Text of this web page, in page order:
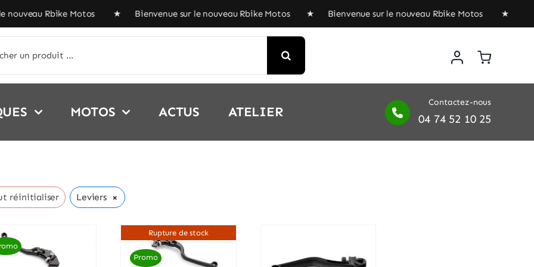
Rbike Motos ★ Bienvenue sur le nouveau Rbike Motos ★ Bienvenue sur le nouveau Rbike Motos ★
MOTOS ACTUS ATELIER
Contactez-nous
04 74 52 10 25
réinitialiser Leviers ×
Rupture de stock
Promo